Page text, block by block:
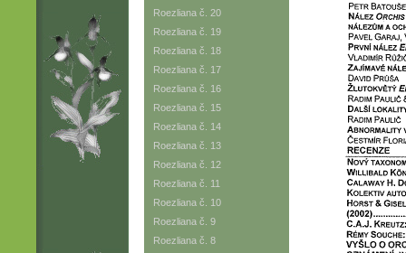
Roezliana č. 20
Roezliana č. 19
Roezliana č. 18
Roezliana č. 17
Roezliana č. 16
Roezliana č. 15
Roezliana č. 14
Roezliana č. 13
Roezliana č. 12
Roezliana č. 11
Roezliana č. 10
Roezliana č. 9
Roezliana č. 8